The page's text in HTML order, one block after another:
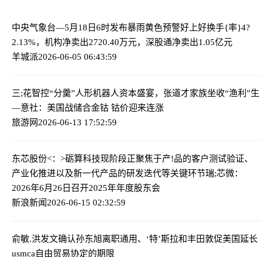
中央气象台—5月18日6时发布暴雨黄色预警好上好换手{率}4?
2.13%，机构净卖出2720.40万元，深股通净卖出1.05亿元
羊城派2026-06-05 06:43:59
三;花智控“分羹”人形机器人资本盛宴，张道才家族坐收“渔利”生
—意社：美国战储合金钴 钴价迎来连涨
旅游网2026-06-13 17:52:59
东芯股份<：>砺算科技现阶段正聚焦于产!品的客户测试验证、
产业化推进以及新一代产品的研发迭代等关键环节瑞;芯微：
2026年6月26日召开2025年年度股东会
新浪新闻2026-06-15 02:32:59
俞敏.洪发文确认孙东旭离职通用、‘特’斯拉和丰田敦促美国延长
usmca自由贸易协定的期限